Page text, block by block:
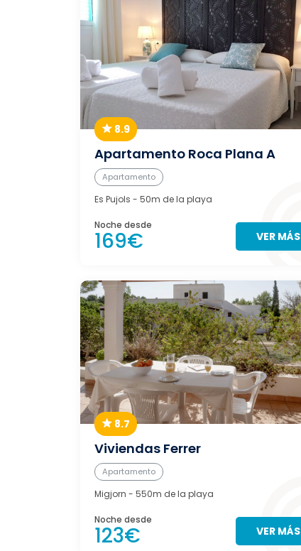
8.9
Apartamento Roca Plana A
Apartamento
Es Pujols - 50m de la playa
Noche desde
169€ VER MÁS
8.7
Viviendas Ferrer
Apartamento
Migjorn - 550m de la playa
Noche desde
123€ VER MÁS